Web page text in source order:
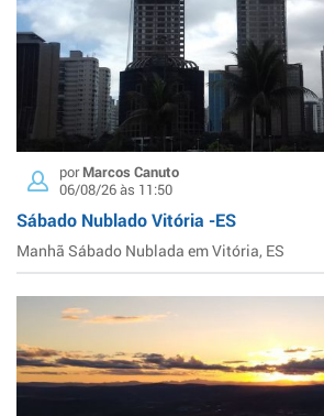
porMarcos Canuto
06/08/26 às 11:50
Sábado Nublado Vitória -ES
Manhã Sábado Nublada em Vitória, ES